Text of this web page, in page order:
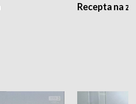
Recepta na